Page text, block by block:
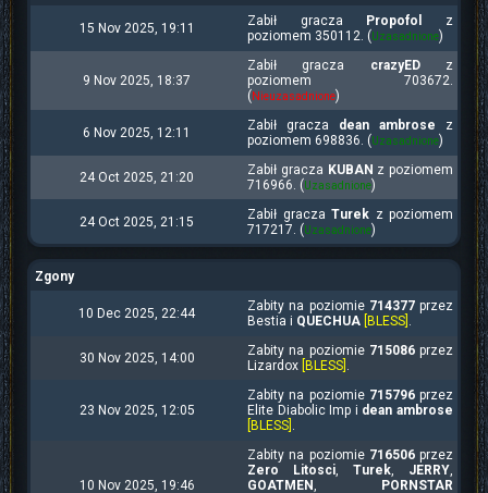
15 Nov 2025, 19:11 Zabił gracza Propofol
z
poziomem 350112. ( Uzasadnione)
9 Nov 2025, 18:37
Zabił gracza crazyEDz
poziomem 703672.
( Nieuzasadnione)
6 Nov 2025, 12:11 Zabił gracza dean ambrose z
poziomem 698836. ( Uzasadnione)
24 Oct 2025, 21:20 Zabił gracza KUBAN z poziomem
716966. ( Uzasadnione)
24 Oct 2025, 21:15 Zabił gracza Turek z poziomem
717217. ( Uzasadnione)
Zgony
10 Dec 2025, 22:44 Zabity na poziomie 714377przez
Bestia i QUECHUA [BLESS] .
30 Nov 2025, 14:00 Zabity na poziomie 715086przez
Lizardox [BLESS] .
23 Nov 2025, 12:05
Zabity na poziomie 715796przez
Elite Diabolic Imp i dean ambrose
[BLESS] .
10 Nov 2025, 19:46
Zabity na poziomie 716506przez
Zero Litosci, Turek, JERRY,
GOATMEN, PORNSTAR